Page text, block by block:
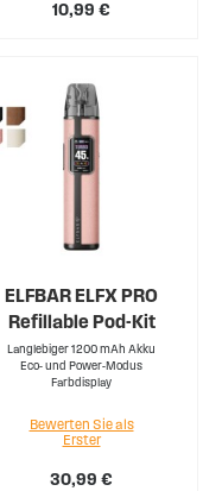
10,99 €
ELFBAR ELFX PRO
Refillable Pod-Kit
Langlebiger 1200 mAh Akku
Eco- und Power-Modus
Farbdisplay
30,99 €
Bewerten Sie als
Erster